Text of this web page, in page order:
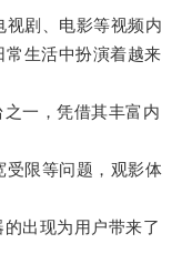
剧、电影等视频内
生活中扮演着越来
一，凭借其丰富内
限等问题，观影体
出现为用户带来了